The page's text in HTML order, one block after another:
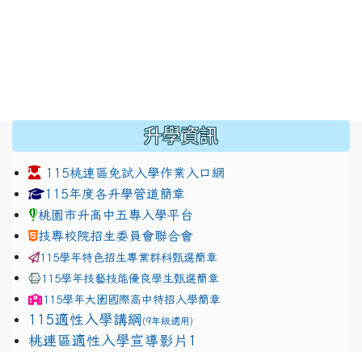
升學資訊
115桃連區免試入學作業入口網
link to https://www.jhjhs.tyc.edu.tw/modules/
115年度各升學管道簡章
桃園市升高中五專入學平台
技專校院招生委員會聯合會
115學年特色招生專業群科甄選簡章
115學年技藝技能優良學生甄選簡章
115學年大園國際高中特招入學簡章
115適性入學講綱 (9年級適用)
link to https://docs.google.com/presentation/d/
桃連區適性入學宣導影片1